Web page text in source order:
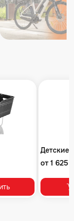
Детские
от 1 625